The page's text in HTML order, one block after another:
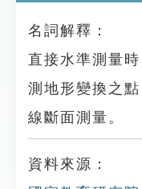
名詞解釋：
直接水準測量
測地形變換之
線斷面測量。
資料來源：